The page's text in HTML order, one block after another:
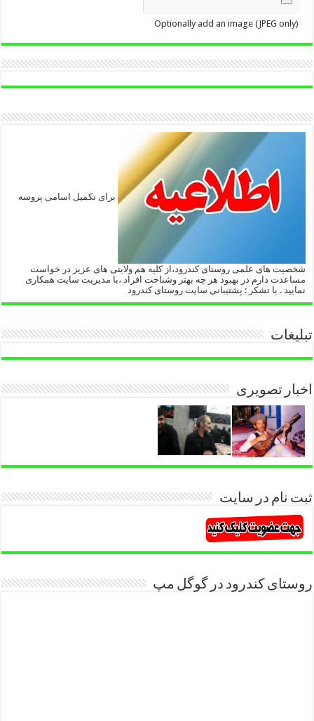
Optionally add an image (JPEG only)
برای تکمیل اسامی پروسه
شخصیت های علمی روستای کندرود،از کلیه هم ولایتی های عزیز در خواست
مساعدت دارم در بهبود هر چه بهتر وشناخت افراد ،با مدیریت سایت همکاری
نمایید . با تشکر : پشتیبانی سایت روستای کندرود
تبلیغات
اخبار تصویری
ثبت نام در سایت
روستای کندرود در گوگل مپ